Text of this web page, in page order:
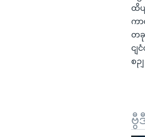
ထိပ
ကာ
တခု
ငျ
စဉ
ဗွီ